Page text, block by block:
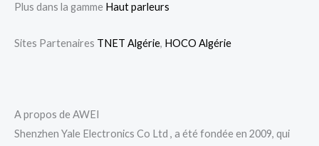
Plus dans la gamme Haut parleurs
Sites Partenaires TNET Algérie, HOCO Algérie
A propos de AWEI
Shenzhen Yale Electronics Co Ltd , a été fondée en 2009, qui